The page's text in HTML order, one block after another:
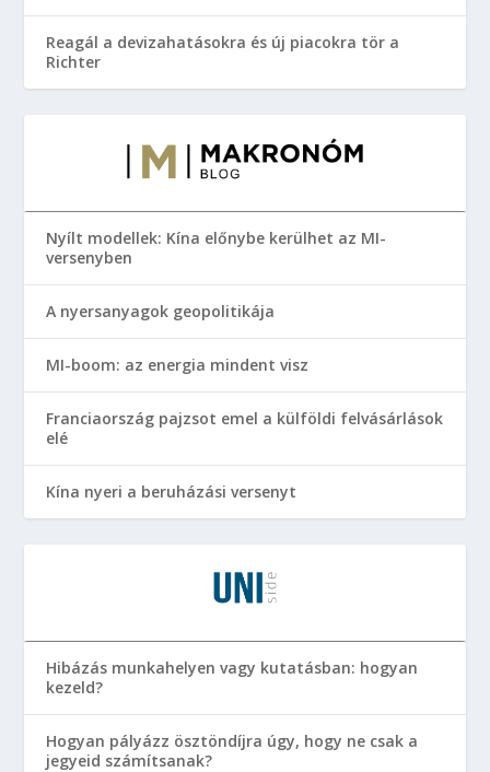
Reagál a devizahatásokra és új piacokra tör a
Richter
Nyílt modellek: Kína előnybe kerülhet az MI-
versenyben
A nyersanyagok geopolitikája
MI-boom: az energia mindent visz
Franciaország pajzsot emel a külföldi felvásárlások
elé
Kína nyeri a beruházási versenyt
Hibázás munkahelyen vagy kutatásban: hogyan
kezeld?
Hogyan pályázz ösztöndíjra úgy, hogy ne csak a
jegyeid számítsanak?